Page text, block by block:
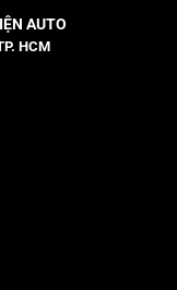
AUTO
HCM